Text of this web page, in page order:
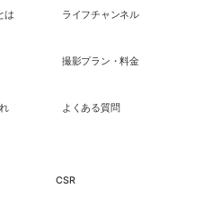
は ライフチャンネル
撮影プラン・料金
よくある質問
CSR